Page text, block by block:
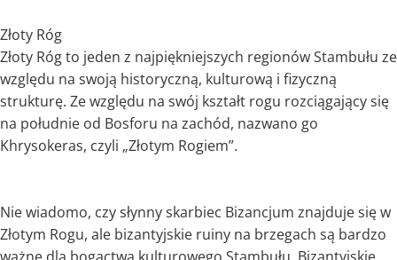
Złoty Róg
Złoty Róg to jeden z najpiękniejszych regionów Stambułu ze
względu na swoją historyczną, kulturową i fizyczną
strukturę. Ze względu na swój kształt rogu rozciągający się
na południe od Bosforu na zachód, nazwano go
Khrysokeras, czyli „Złotym Rogiem”.
Nie wiadomo, czy słynny skarbiec Bizancjum znajduje się w
Złotym Rogu, ale bizantyjskie ruiny na brzegach są bardzo